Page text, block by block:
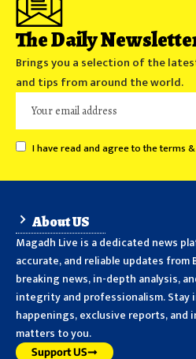
The Daily
Brings you a selection of the
and tips from around the world.
I have read and agree to the terms
About US
Magadh Live is a dedicated news
accurate, and reliable updates from
breaking news, in-depth analysis,
integrity and professionalism.
happenings, exclusive reports,
matters to you.
Support US